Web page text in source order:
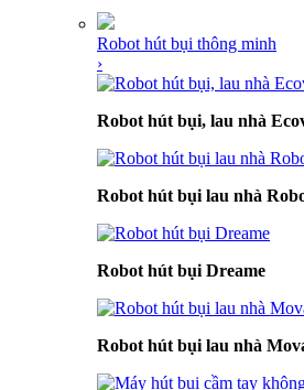
Robot hút bụi thông minh
›
Robot hút bụi, lau nhà
Robot hút bụi lau nhà
Robot hút bụi Dreame
Robot hút bụi lau nhà